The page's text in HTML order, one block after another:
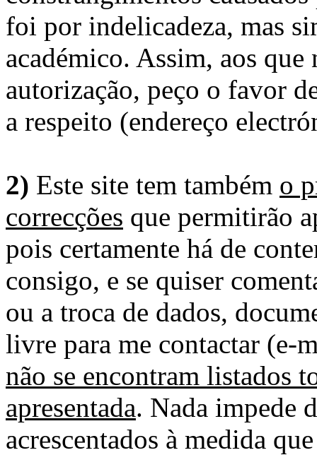
foi por indelicadeza, mas
académico. Assim, aos
autorização, peço o favor
a respeito (endereço
2) Este site tem também o
correcções que permitirão
pois certamente há de
consigo, e se quiser
ou a troca de dados,
livre para me contactar (e-
não se encontram listados
apresentada. Nada impede
acrescentados à medida